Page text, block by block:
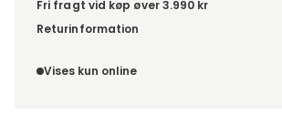
Fri fragt vid køp øver 3.990 kr
Vælg udførelse via “Træf dine valg” for at se
Returinformation
fortrydelsesret.
Vises kun online